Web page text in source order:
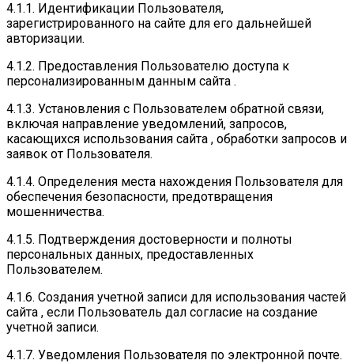
4.1.1. Идентификации Пользователя,
зарегистрированного на сайте для его дальнейшей
авторизации.
4.1.2. Предоставления Пользователю доступа к
персонализированным данным сайта .
4.1.3. Установления с Пользователем обратной связи,
включая направление уведомлений, запросов,
касающихся использования сайта , обработки запросов и
заявок от Пользователя.
4.1.4. Определения места нахождения Пользователя для
обеспечения безопасности, предотвращения
мошенничества.
4.1.5. Подтверждения достоверности и полноты
персональных данных, предоставленных
Пользователем.
4.1.6. Создания учетной записи для использования частей
сайта , если Пользователь дал согласие на создание
учетной записи.
4.1.7. Уведомления Пользователя по электронной почте.